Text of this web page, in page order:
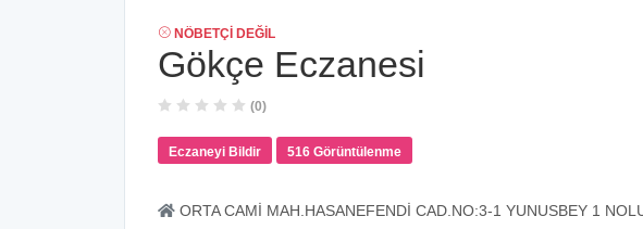
NÖBETÇI DEĞIL
Gökçe Eczanesi
(0)
Eczaneyi Bildir 516 Görüntülenme
ORTA CAMİ MAH.HASANEFENDİ CAD.NO:3-1 YUNUSBEY 1